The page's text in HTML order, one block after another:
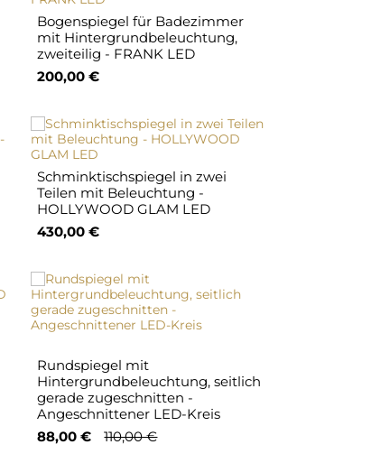
Bogenspiegel für Badezimmer
mit Hintergrundbeleuchtung,
zweiteilig - FRANK LED
200,00 €
Schminktischspiegel in zwei
Teilen mit Beleuchtung -
HOLLYWOOD GLAM LED
430,00 €
Rundspiegel mit
Hintergrundbeleuchtung, seitlich
gerade zugeschnitten -
Angeschnittener LED-Kreis
88,00 €
110,00 €